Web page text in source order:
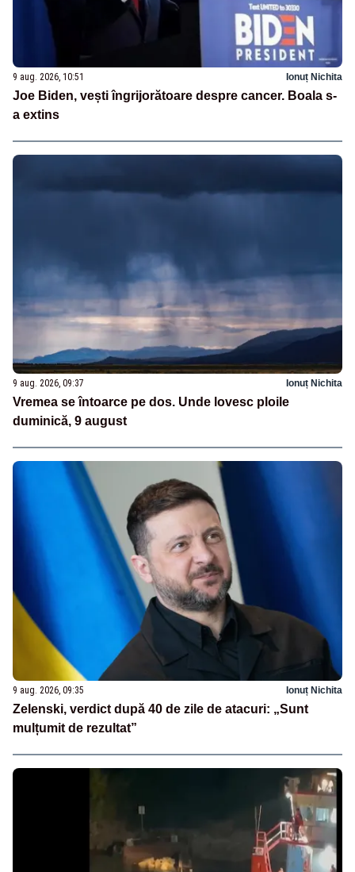
9 aug. 2026, 10:51 Ionuț Nichita
Joe Biden, vești îngrijorătoare despre cancer. Boala s-
a extins
9 aug. 2026, 09:37 Ionuț Nichita
Vremea se întoarce pe dos. Unde lovesc ploile
duminică, 9 august
9 aug. 2026, 09:35 Ionuț Nichita
Zelenski, verdict după 40 de zile de atacuri: „Sunt
mulțumit de rezultat”